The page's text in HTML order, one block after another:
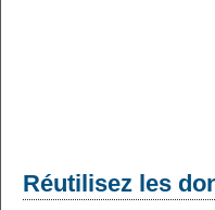
Réutilisez les